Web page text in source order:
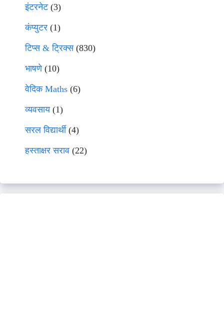
इंटरनेट(3)
कंप्युटर (1)
टिप्स & ट्रिक्स(830)
भाषणे(10)
वेदिक Maths (6)
व्यवसाय(1)
सरल विद्यार्थी(4)
हस्ताक्षर सराव (22)